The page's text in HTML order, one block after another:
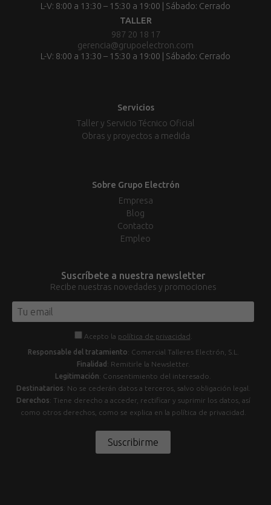
L-V: 8:00 a 13:30 – 15:30 a 19:00 | Sábado: Cerrado
TALLER
987 20 18 17
gerencia@grupoelectron.com
L-V: 8:00 a 13:30 – 15:30 a 19:00 | Sábado: Cerrado
Servicios
Taller y Servicio Técnico Oficial
Obras y proyectos a medida
Sobre Grupo Electrón
Empresa
Blog
Contacto
Empleo
Suscríbete a nuestra newsletter
Recibe nuestras novedades y promociones
Acepto la política de privacidad
Responsable del tratamiento: Comercial Talleres Electrón, S.L.
Finalidad : Remitirle la Newsletter.
Legitimación: Consentimiento del interesado.
Destinatarios: No se cederán datos a terceros, salvo obligación legal.
Derechos: Tiene derecho a acceder, rectificar y suprimir los datos, así
como otros derechos, como se explica en la política de privacidad.
Suscribirme